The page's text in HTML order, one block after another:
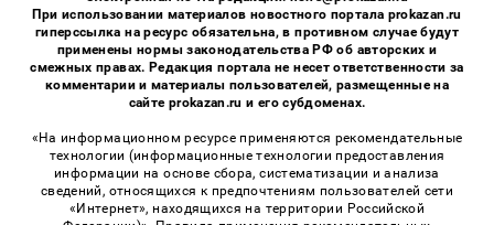
При использовании материалов новостного портала prokazan.ru
гиперссылка на ресурс обязательна, в противном случае будут
применены нормы законодательства РФ об авторских и
смежных правах. Редакция портала не несет ответственности за
комментарии и материалы пользователей, размещенные на
сайте prokazan.ru и его субдоменах.
«На информационном ресурсе применяются рекомендательные
технологии (информационные технологии предоставления
информации на основе сбора, систематизации и анализа
сведений, относящихся к предпочтениям пользователей сети
«Интернет», находящихся на территории Российской